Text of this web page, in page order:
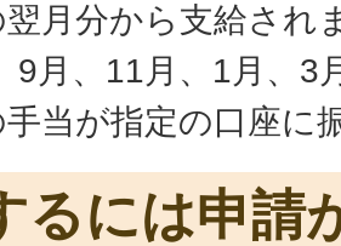
月分から支給され
9月、11月、1月、3
当が指定の口座に
るには申請